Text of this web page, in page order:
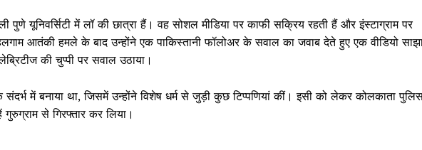
पुणे यूनिवर्सिटी में लॉ की छात्रा हैं। वह सोशल मीडिया पर काफी सक्रिय रहती हैं और इंस्टाग्राम पर
आतंकी हमले के बाद उन्होंने एक पाकिस्तानी फॉलोअर के सवाल का जवाब देते हुए एक वीडियो
की चुप्पी पर सवाल उठाया।
संदर्भ में बनाया था, जिसमें उन्होंने विशेष धर्म से जुड़ी कुछ टिप्पणियां कीं। इसी को लेकर कोलकाता
से गिरफ्तार कर लिया।